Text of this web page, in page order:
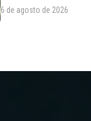
6 de agosto de 2026